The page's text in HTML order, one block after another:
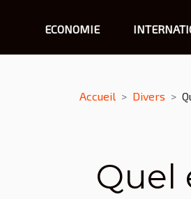
ECONOMIE
Accueil Divers
Quel